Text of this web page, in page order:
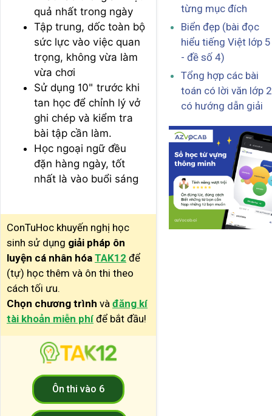
quả nhất trong ngày
Tập trung, dốc toàn bộ
sức lực vào việc quan
trọng, không vừa làm
vừa chơi
Sử dụng 10" trước khi
tan học để chỉnh lý vở
ghi chép và kiểm tra
bài tập cần làm.
Học ngoại ngữ đều
đặn hàng ngày, tốt
nhất là vào buổi sáng
ConTuHoc khuyến nghị học
sinh sử dụng giải pháp ôn
luyện cá nhân hóa TAK12 để
(tự) học thêm và ôn thi theo
cách tối ưu.
Chọn chương trình và đăng kí
tài khoản miễn phí để bắt đầu!
Ôn thi vào 6
từng mục đích
Biển đẹp (bài đọc
hiểu tiếng Việt lớp 5
- đề số 4)
Tổng hợp các bài
toán có lời văn lớp 2
có hướng dẫn giải